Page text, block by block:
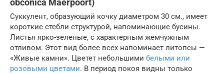
obconica Maerpoort)
Суккулент, образующий кочку диаметром 30 см., имеет
короткие стебли структурой, напоминающие бусины.
Листья ярко-зеленые, с характерным жемчужным
отливом. Этот вид более всех напоминает литопсы —
«Живые камни». Цветет небольшими белыми или
розовыми цветами. В период покоя видны только